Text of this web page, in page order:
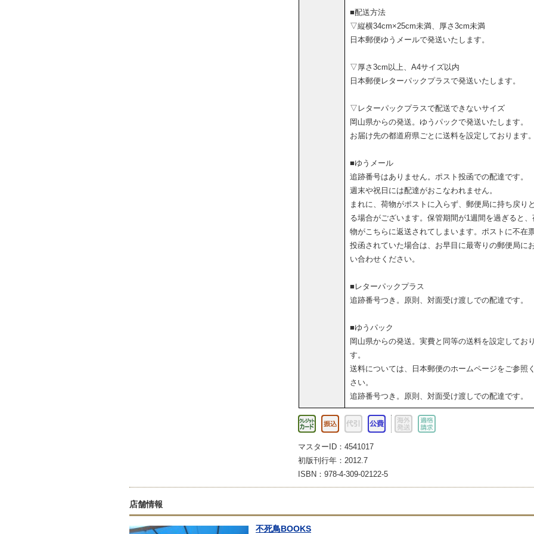
■配送方法
▽縦横34cm×25cm未満、厚さ3cm未満
日本郵便ゆうメールで発送いたします。
▽厚さ3cm以上、A4サイズ以内
日本郵便レターパックプラスで発送いたします。
▽レターパックプラスで配送できないサイズ
岡山県からの発送。ゆうパックで発送いたします。
お届け先の都道府県ごとに送料を設定しております。
■ゆうメール
追跡番号はありません。ポスト投函での配達です。
週末や祝日には配達がおこなわれません。
まれに、荷物がポストに入らず、郵便局に持ち戻り
る場合がございます。保管期間が1週間を過ぎると、
物がこちらに返送されてしまいます。ポストに不在
投函されていた場合は、お早目に最寄りの郵便局に
い合わせください。
■レターパックプラス
追跡番号つき。原則、対面受け渡しでの配達です。
■ゆうパック
岡山県からの発送。実費と同等の送料を設定してお
す。
送料については、日本郵便のホームページをご参照
さい。
追跡番号つき。原則、対面受け渡しでの配達です。
マスターID：4541017
初版刊行年：2012.7
ISBN：978-4-309-02122-5
店舗情報
不死鳥BOOKS